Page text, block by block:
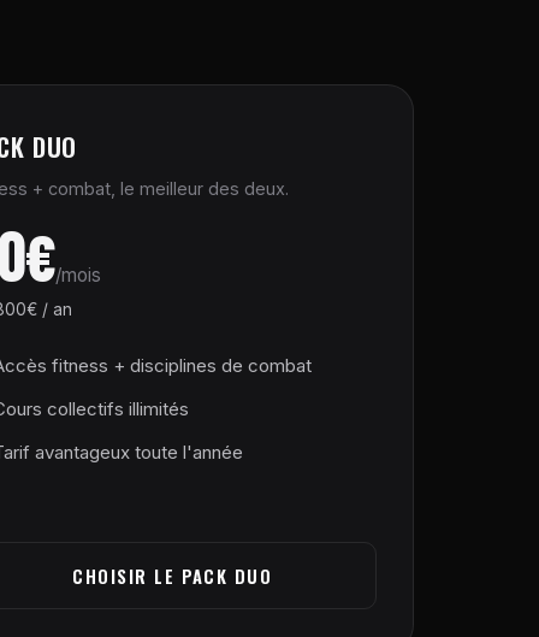
DUO
+ combat, le meilleur des deux.
/mois
/ an
fitness + disciplines de combat
collectifs illimités
avantageux toute l'année
CHOISIR LE PACK DUO